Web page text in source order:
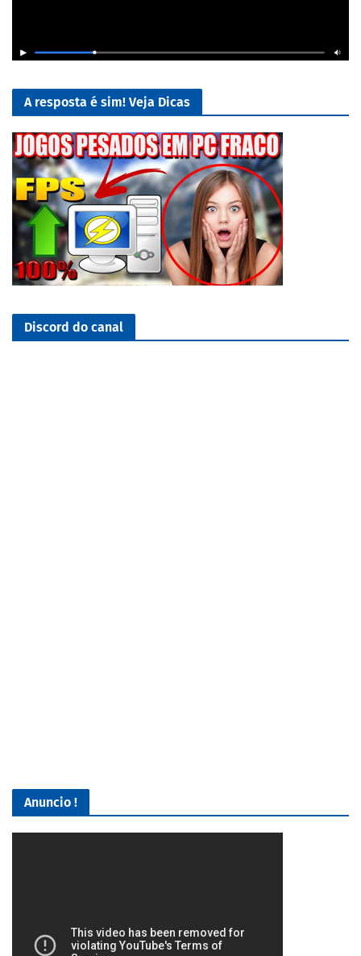
A resposta é sim! Veja Dicas
Discord do canal
Anuncio !